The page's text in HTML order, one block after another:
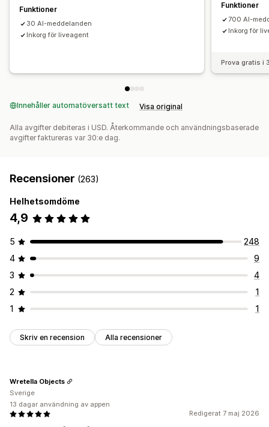
Funktioner
30 AI-meddelanden
Inkorg för liveagent
Funktioner
700 AI-
Inkorg för
Prova gratis i
Innehåller automatöversatt text Visa original
Alla avgifter debiteras i USD. Återkommande och användningsbaserade
avgifter faktureras var 30:e dag.
Recensioner (263)
Helhetsomdöme
4,9
5
248
4
9
3
4
2
1
1
1
Skriv en recension Alla recensioner
Redigerat 7 maj 2026
Wretella Objects
Sverige
13 dagar användning av appen